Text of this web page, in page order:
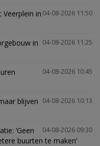
04-08-2026 11:50
in
04-08-2026 11:25
in
04-08-2026 10:45
04-08-2026 10:13
blijven
04-08-2026 09:30
‘Geen
buurten te maken’